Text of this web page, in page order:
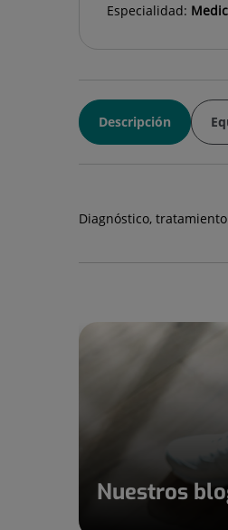
Especialidad:
Descripción
Diagnóstico,
Nuestros